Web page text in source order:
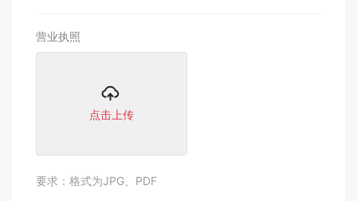
营业执照
点击上传
要求：格式为JPG、PDF